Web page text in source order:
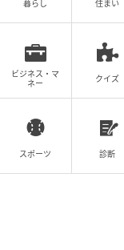
暮らし 住まい
ビジネス・マ
ネー
クイズ
スポーツ 診断